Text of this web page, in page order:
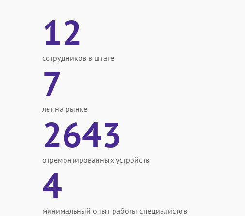
12
сотрудников в штате
7
лет на рынке
2643
отремонтированных устройств
4
минимальный опыт работы специалистов